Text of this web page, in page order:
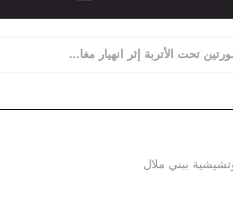
تحت الأتربة إثر انهيار مغا...
ببني ملال